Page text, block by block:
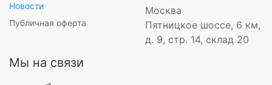
Новости
Публичная оферта
Мы на связи
Москва
Пятницкое шоссе, 6 км,
д. 9, стр. 14, склад 20